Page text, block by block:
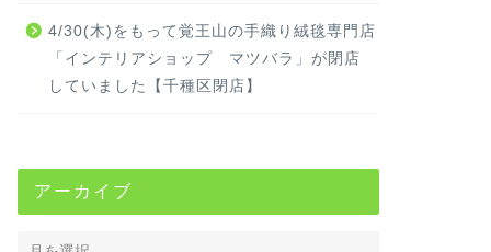
4/30(木)をもって覚王山の手織り絨毯専門店
「インテリアショップ マツバラ」が閉店
していました【千種区閉店】
アーカイブ